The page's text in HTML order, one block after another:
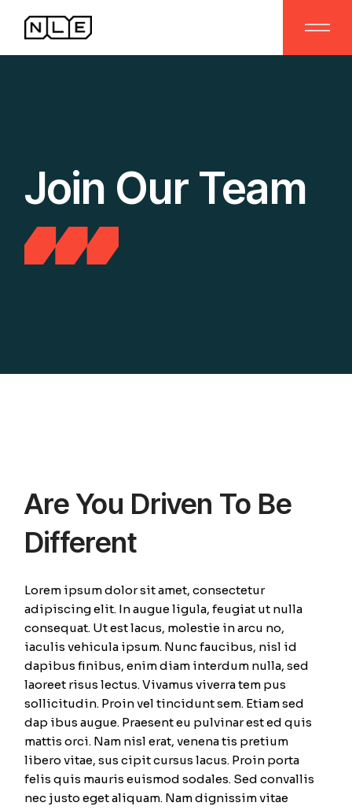
Join Our Team
Are You Driven To Be
Different
Lorem ipsum dolor sit amet, consectetur
adipiscing elit. In augue ligula, feugiat ut nulla
consequat. Ut est lacus, molestie in arcu no,
iaculis vehicula ipsum. Nunc faucibus, nisl id
dapibus finibus, enim diam interdum nulla, sed
laoreet risus lectus. Vivamus viverra tem pus
sollicitudin. Proin vel tincidunt sem. Etiam sed
dap ibus augue. Praesent eu pulvinar est ed quis
mattis orci. Nam nisl erat, venena tis pretium
libero vitae, sus cipit cursus lacus. Proin porta
felis quis mauris euismod sodales. Sed convallis
nec justo eget aliquam. Nam dignissim vitae